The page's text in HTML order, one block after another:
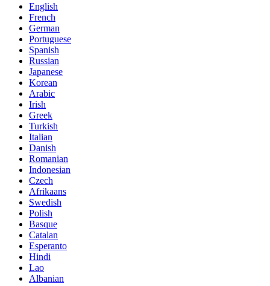
English
French
German
Portuguese
Spanish
Russian
Japanese
Korean
Arabic
Irish
Greek
Turkish
Italian
Danish
Romanian
Indonesian
Czech
Afrikaans
Swedish
Polish
Basque
Catalan
Esperanto
Hindi
Lao
Albanian